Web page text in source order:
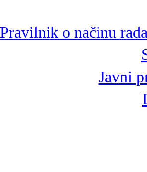
Pravilnik o načinu
Javni